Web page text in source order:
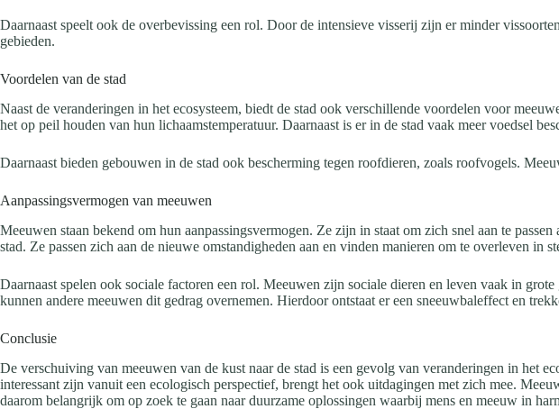
Daarnaast speelt ook de overbevissing een rol. Door de intensieve visserij zijn er minder
gebieden.
Voordelen van de stad
Naast de veranderingen in het ecosysteem, biedt de stad ook verschillende voordelen voor
het op peil houden van hun lichaamstemperatuur. Daarnaast is er in de stad vaak meer voedsel
Daarnaast bieden gebouwen in de stad ook bescherming tegen roofdieren, zoals roofvogels.
Aanpassingsvermogen van meeuwen
Meeuwen staan bekend om hun aanpassingsvermogen. Ze zijn in staat om zich snel aan te
stad. Ze passen zich aan de nieuwe omstandigheden aan en vinden manieren om te overleven in
Daarnaast spelen ook sociale factoren een rol. Meeuwen zijn sociale dieren en leven vaak in
kunnen andere meeuwen dit gedrag overnemen. Hierdoor ontstaat er een sneeuwbaleffect en
Conclusie
De verschuiving van meeuwen van de kust naar de stad is een gevolg van veranderingen in het
interessant zijn vanuit een ecologisch perspectief, brengt het ook uitdagingen met zich mee.
daarom belangrijk om op zoek te gaan naar duurzame oplossingen waarbij mens en meeuw in